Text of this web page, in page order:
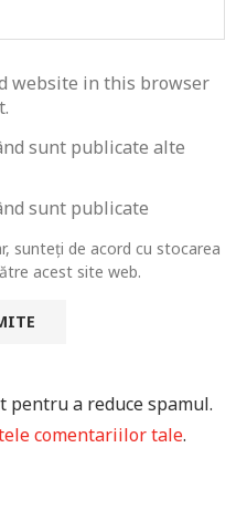
website in this browser
sunt publicate alte
sunt publicate
sunteți de acord cu stocarea
acest site web.
pentru a reduce spamul.
comentariilor tale.